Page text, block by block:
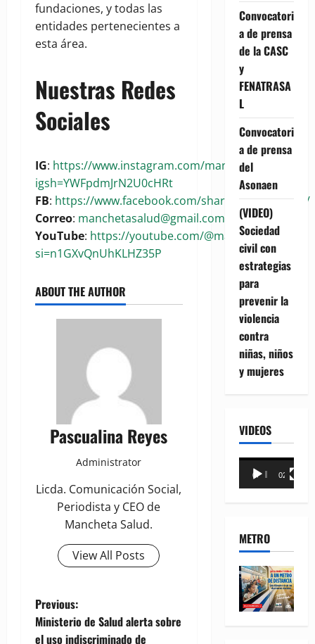
fundaciones, y todas las
entidades pertenecientes a
esta área.
Nuestras Redes
Sociales
IG: https://www.instagram.com/manchetasalud?
igsh=YWFpdmJrN2U0cHRt
FB: https://www.facebook.com/share/1BoaKRywuG/
Correo: manchetasalud@gmail.com
YouTube: https://youtube.com/@manchetasalud?
si=n1GXvQnUhKLHZ35P
ABOUT THE AUTHOR
Pascualina Reyes
Administrator
Licda. Comunicación Social,
Periodista y CEO de
Mancheta Salud.
View All Posts
P
Previous:
Ministerio de Salud alerta sobre
el uso indiscriminado de
Convocatori
a de prensa
de la CASC
y
FENATRASA
L
Convocatori
a de prensa
del
Asonaen
(VIDEO)
Sociedad
civil con
estrategias
para
prevenir la
violencia
contra
niñas, niños
y mujeres
VIDEOS
Reproductor
00:00 02:18
METRO